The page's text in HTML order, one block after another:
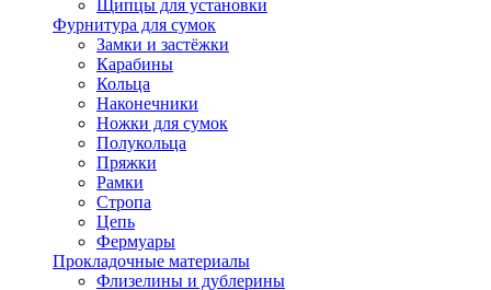
Щипцы для установки
Фурнитура для сумок
Замки и застёжки
Карабины
Кольца
Наконечники
Ножки для сумок
Полукольца
Пряжки
Рамки
Стропа
Цепь
Фермуары
Прокладочные материалы
Флизелины и дублерины